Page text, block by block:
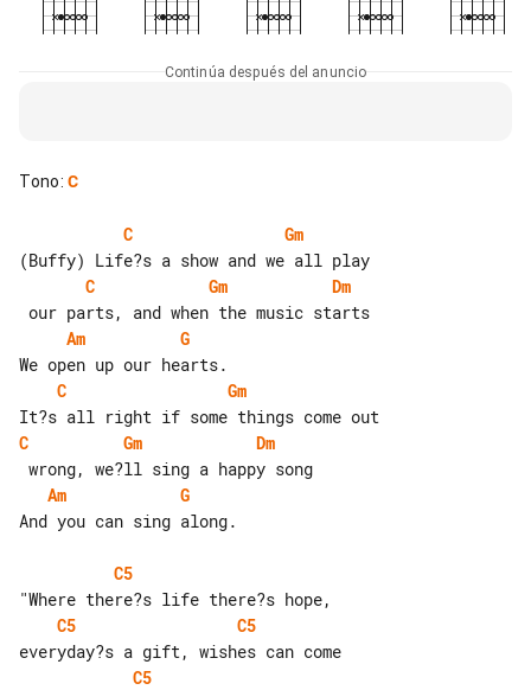
Continúa después del anuncio
Tono: C
C
Gm
C
Gm
Dm
Am
G
C
Gm
C
Gm
Dm
Am
G
And you can sing along.
C5
C5
C5
C5